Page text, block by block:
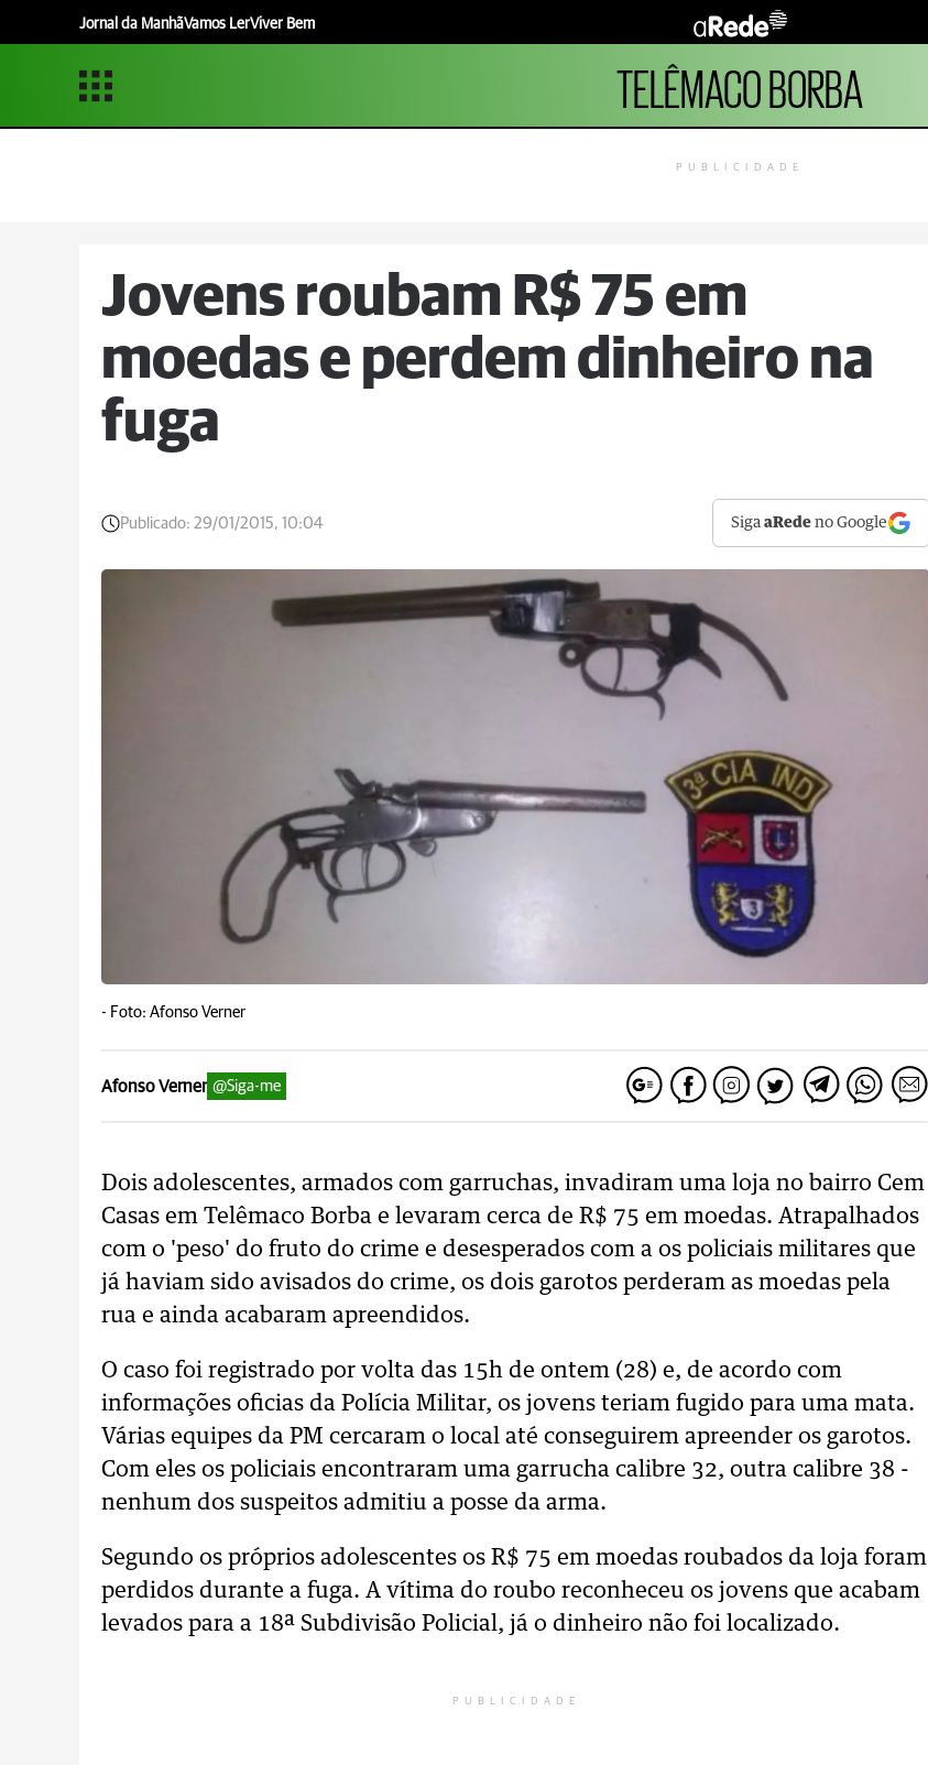
Jornal da ManhãVamos LerViver Bem
TELÊMACO BORBA
PUBLICIDADE
Jovens roubam R$ 75 em
moedas e perdem dinheiro na
fuga
Publicado: 29/01/2015, 10:04 SigaaRede no Google
- Foto: Afonso Verner
Afonso Verner @Siga-me
Dois adolescentes, armados com garruchas, invadiram uma loja no bairro Cem
Casas em Telêmaco Borba e levaram cerca de R$ 75 em moedas. Atrapalhados
com o 'peso' do fruto do crime e desesperados com a os policiais militares que
já haviam sido avisados do crime, os dois garotos perderam as moedas pela
rua e ainda acabaram apreendidos.
O caso foi registrado por volta das 15h de ontem (28) e, de acordo com
informações oficias da Polícia Militar, os jovens teriam fugido para uma mata.
Várias equipes da PM cercaram o local até conseguirem apreender os garotos.
Com eles os policiais encontraram uma garrucha calibre 32, outra calibre 38 -
nenhum dos suspeitos admitiu a posse da arma.
Segundo os próprios adolescentes os R$ 75 em moedas roubados da loja foram
perdidos durante a fuga. A vítima do roubo reconheceu os jovens que acabam
levados para a 18ª Subdivisão Policial, já o dinheiro não foi localizado.
PUBLICIDADE